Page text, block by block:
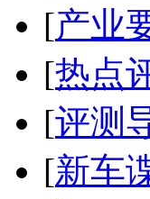
[产业
[热点
[评测
[新车